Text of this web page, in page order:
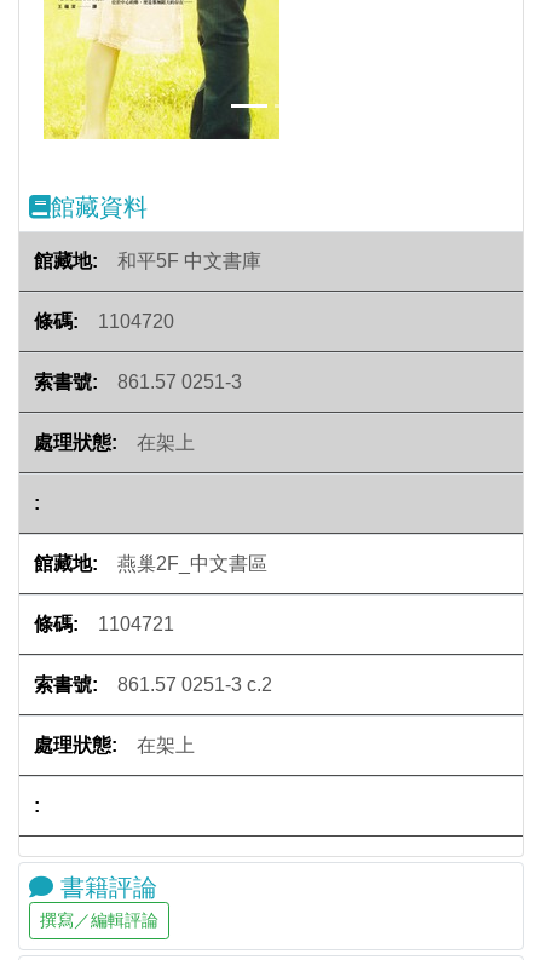
館藏資料
和平5F 中文書庫
1104720
861.57 0251-3
在架上
燕巢2F_中文書區
1104721
861.57 0251-3 c.2
在架上
書籍評論